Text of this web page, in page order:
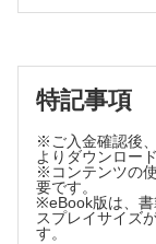
導……益子
④アトピー性
⑤皮膚科でア
護……湯口
【トピック】
①アトピー性
特記事項
※ご入金確認後
よりダウンロー
※コンテンツの
要です。
※eBook版は、書
スプレイサイズ
す。